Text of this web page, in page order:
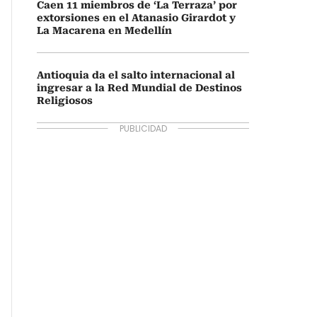
Caen 11 miembros de ‘La Terraza’ por
extorsiones en el Atanasio Girardot y
La Macarena en Medellín
Antioquia da el salto internacional al
ingresar a la Red Mundial de Destinos
Religiosos